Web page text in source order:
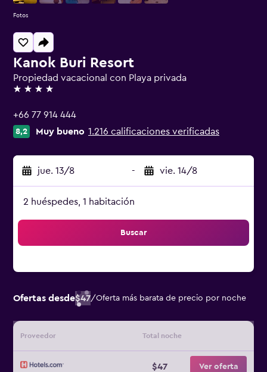
Kanok Buri Resort
Propiedad vacacional con Playa privada
4 estrellas
+66 77 914 444
8,2 Muy bueno 1.216 calificaciones verificadas
jue. 13/8 - vie. 14/8
2 huéspedes, 1 habitación
Buscar
Ofertas desde$47/Oferta más barata de precio por noche
Proveedor Total noche
$47 Ver oferta
Fotos